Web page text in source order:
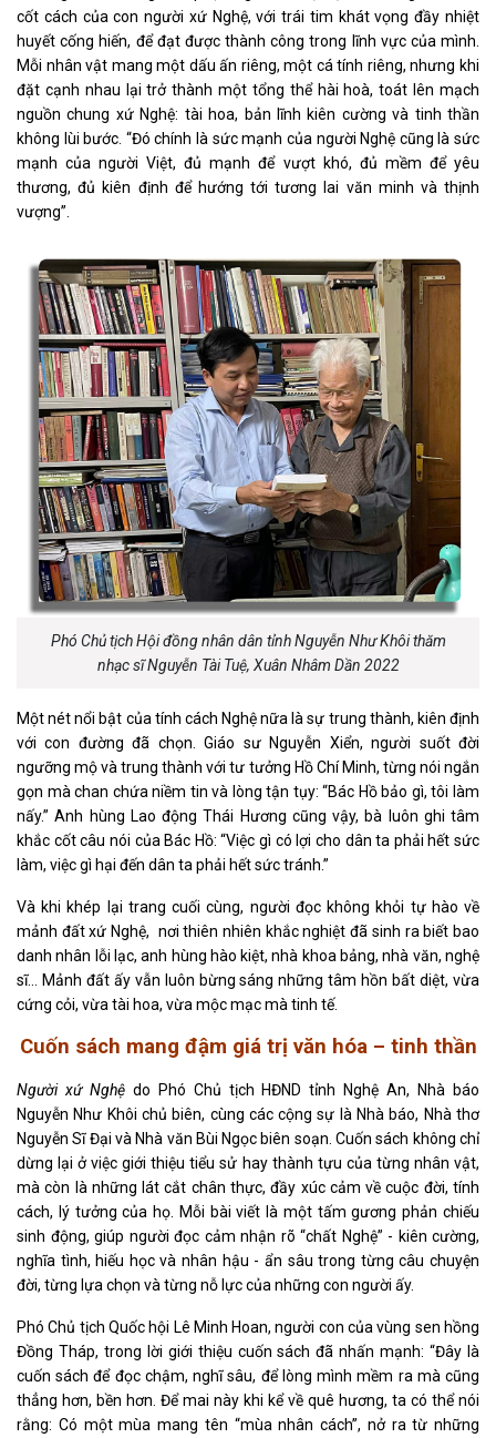
cốt cách của con người xứ Nghệ, với trái tim khát vọng đầy nhiệt
huyết cống hiến, để đạt được thành công trong lĩnh vực của mình.
Mỗi nhân vật mang một dấu ấn riêng, một cá tính riêng, nhưng khi
đặt cạnh nhau lại trở thành một tổng thể hài hoà, toát lên mạch
nguồn chung xứ Nghệ: tài hoa, bản lĩnh kiên cường và tinh thần
không lùi bước. “Đó chính là sức mạnh của người Nghệ cũng là sức
mạnh của người Việt, đủ mạnh để vượt khó, đủ mềm để yêu
thương, đủ kiên định để hướng tới tương lai văn minh và thịnh
vượng”.
Phó Chủ tịch Hội đồng nhân dân tỉnh Nguyễn Như Khôi thăm
nhạc sĩ Nguyễn Tài Tuệ, Xuân Nhâm Dần 2022
Một nét nổi bật của tính cách Nghệ nữa là sự trung thành, kiên định
với con đường đã chọn. Giáo sư Nguyễn Xiển, người suốt đời
ngưỡng mộ và trung thành với tư tưởng Hồ Chí Minh, từng nói ngắn
gọn mà chan chứa niềm tin và lòng tận tụy: “Bác Hồ bảo gì, tôi làm
nấy.” Anh hùng Lao động Thái Hương cũng vậy, bà luôn ghi tâm
khắc cốt câu nói của Bác Hồ: “Việc gì có lợi cho dân ta phải hết sức
làm, việc gì hại đến dân ta phải hết sức tránh.”
Và khi khép lại trang cuối cùng, người đọc không khỏi tự hào về
mảnh đất xứ Nghệ, nơi thiên nhiên khắc nghiệt đã sinh ra biết bao
danh nhân lỗi lạc, anh hùng hào kiệt, nhà khoa bảng, nhà văn, nghệ
sĩ… Mảnh đất ấy vẫn luôn bừng sáng những tâm hồn bất diệt, vừa
cứng cỏi, vừa tài hoa, vừa mộc mạc mà tinh tế.
Cuốn sách mang đậm giá trị văn hóa – tinh thần
Người xứ Nghệdo Phó Chủ tịch HĐND tỉnh Nghệ An, Nhà báo
Nguyễn Như Khôi chủ biên, cùng các cộng sự là Nhà báo, Nhà thơ
Nguyễn Sĩ Đại và Nhà văn Bùi Ngọc biên soạn. Cuốn sách không chỉ
dừng lại ở việc giới thiệu tiểu sử hay thành tựu của từng nhân vật,
mà còn là những lát cắt chân thực, đầy xúc cảm về cuộc đời, tính
cách, lý tưởng của họ. Mỗi bài viết là một tấm gương phản chiếu
sinh động, giúp người đọc cảm nhận rõ “chất Nghệ” - kiên cường,
nghĩa tình, hiếu học và nhân hậu - ẩn sâu trong từng câu chuyện
đời, từng lựa chọn và từng nỗ lực của những con người ấy.
Phó Chủ tịch Quốc hội Lê Minh Hoan, người con của vùng sen hồng
Đồng Tháp, trong lời giới thiệu cuốn sách đã nhấn mạnh: “Đây là
cuốn sách để đọc chậm, nghĩ sâu, để lòng mình mềm ra mà cũng
thẳng hơn, bền hơn. Để mai này khi kể về quê hương, ta có thể nói
rằng: Có một mùa mang tên “mùa nhân cách”, nở ra từ những